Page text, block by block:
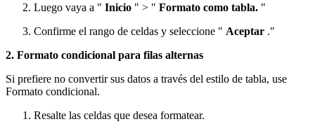
Luego vaya a " Inicio " > " Formato como tabla. "
Confirme el rango de celdas y seleccione " Aceptar ."
2. Formato condicional para filas alternas
Si prefiere no convertir sus datos a través del estilo de tabla, use
Formato condicional.
Resalte las celdas que desea formatear.